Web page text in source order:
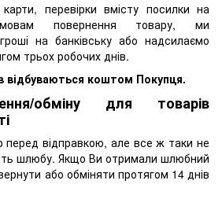
перевірки вмісту посилки на
умовам повернення товару, ми
на банківську або надсилаємо
трьох робочих днів.
відбуваються коштом Покупця.
обміну для товарів
перед відправкою, але все ж таки не
шлюбу. Якщо Ви отримали шлюбний
або обміняти протягом 14 днів